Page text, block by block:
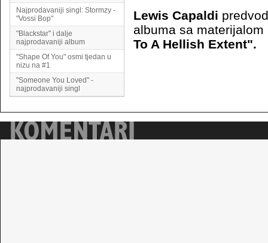
Najprodavaniji singl: Stormzy -
"Vossi Bop"
"Blackstar" i dalje
najprodavaniji album
"Shape Of You" osmi tjedan u
nizu na #1
"Someone You Loved" -
najprodavaniji singl
Lewis Capaldi
albuma sa materijalom
To A Hellish Extent".